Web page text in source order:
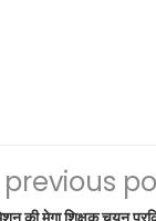
previous